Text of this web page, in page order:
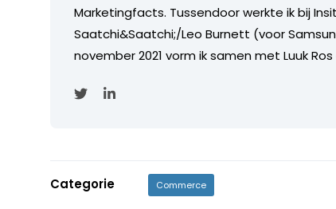
Marketingfacts. Tussendoor werkte ik bij
Saatchi&Saatchi;/Leo Burnett (voor
november 2021 vorm ik samen met Luuk
Categorie Commerce